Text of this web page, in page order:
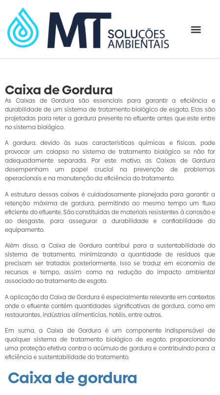
Caixa de Gordura
As Caixas de Gordura são essenciais para garantir a eficiência e
durabilidade de um sistema de tratamento biológico de esgoto. Elas são
projetadas para reter a gordura presente no efluente antes que este entre
no sistema biológico.
A gordura, devido às suas características químicas e físicas, pode
provocar um colapso no sistema de tratamento biológico se não for
adequadamente separada. Por este motivo, as Caixas de Gordura
desempenham um papel crucial na prevenção de problemas
operacionais e na manutenção da eficiência do tratamento.
A estrutura dessas caixas é cuidadosamente planejada para garantir a
retenção máxima de gordura, permitindo ao mesmo tempo um fluxo
eficiente do efluente. São constituídas de materiais resistentes à corrosão e
ao desgaste, para assegurar a durabilidade e confiabilidade do
equipamento.
Além disso, a Caixa de Gordura contribui para a sustentabilidade do
sistema de tratamento, minimizando a quantidade de resíduos que
precisam ser tratados posteriormente. Isso se traduz em economia de
recursos e tempo, assim como na redução do impacto ambiental
associado ao tratamento de esgoto.
A aplicação da Caixa de Gordura é especialmente relevante em contextos
onde o efluente contém quantidades significativas de gordura, como em
restaurantes, indústrias alimentícias, hotéis, entre outros.
Em suma, a Caixa de Gordura é um componente indispensável de
qualquer sistema de tratamento biológico de esgoto, proporcionando
uma proteção efetiva contra o acúmulo de gordura e contribuindo para a
eficiência e sustentabilidade do tratamento.
Caixa de gordura